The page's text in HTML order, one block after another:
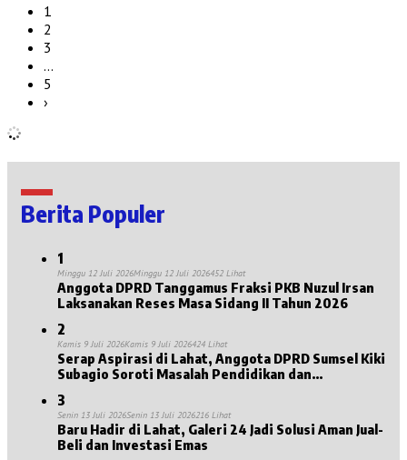
1
2
3
…
5
›
Berita Populer
1
Minggu 12 Juli 2026Minggu 12 Juli 2026452 Lihat
Anggota DPRD Tanggamus Fraksi PKB Nuzul Irsan
Laksanakan Reses Masa Sidang II Tahun 2026
2
Kamis 9 Juli 2026Kamis 9 Juli 2026424 Lihat
Serap Aspirasi di Lahat, Anggota DPRD Sumsel Kiki
Subagio Soroti Masalah Pendidikan dan
3
Senin 13 Juli 2026Senin 13 Juli 2026216 Lihat
Baru Hadir di Lahat, Galeri 24 Jadi Solusi Aman Jual-
Beli dan Investasi Emas